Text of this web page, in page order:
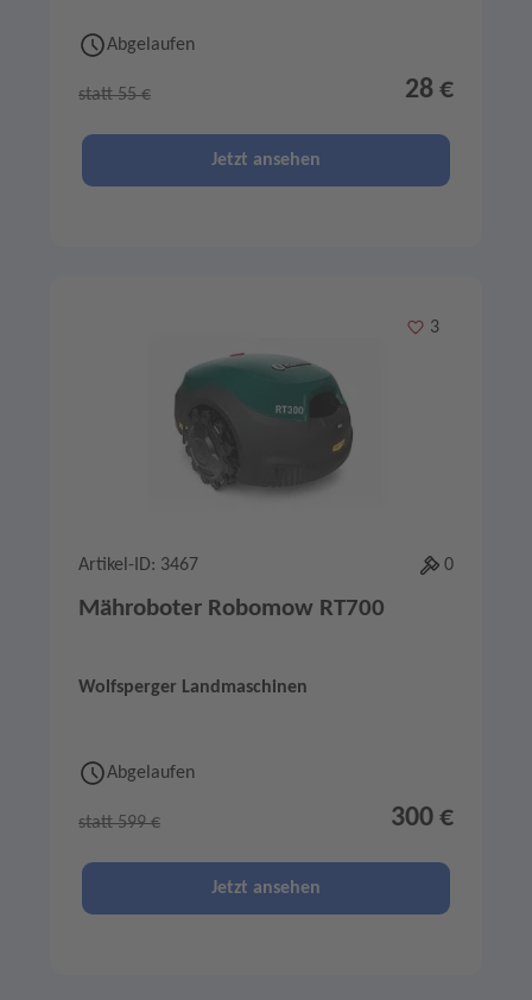
Abgelaufen
statt 55 € 28 €
Jetzt ansehen
Merken
3
Artikel-ID: 3467 0
Mähroboter Robomow RT700
Wolfsperger Landmaschinen
Abgelaufen
statt 599 € 300 €
Jetzt ansehen